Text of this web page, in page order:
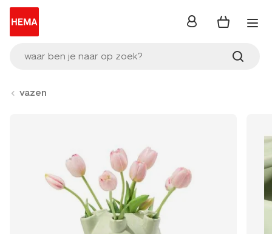
waar ben je naar op zoek?
inloggen
vazen